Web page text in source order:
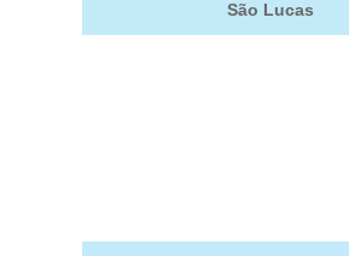
São Lucas